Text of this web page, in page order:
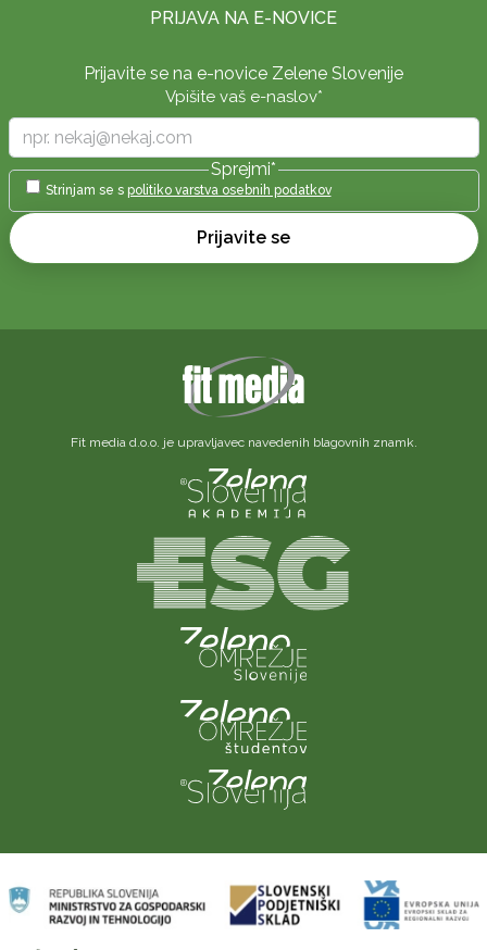
PRIJAVA NA E-NOVICE
Prijavite se na e-novice Zelene Slovenije
Vpišite vaš e-naslov*
Sprejmi*
Strinjam se s politiko varstva osebnih podatkov
Prijavite se
Fit media d.o.o. je upravljavec navedenih blagovnih znamk.